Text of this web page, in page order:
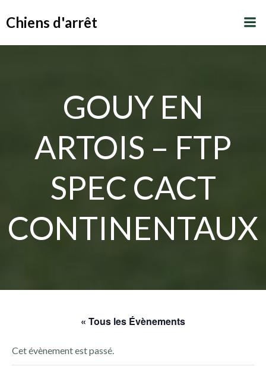
Chiens d'arrêt
GOUY EN
ARTOIS – FTP
SPEC CACT
CONTINENTAUX
« Tous les Évènements
Cet évènement est passé.